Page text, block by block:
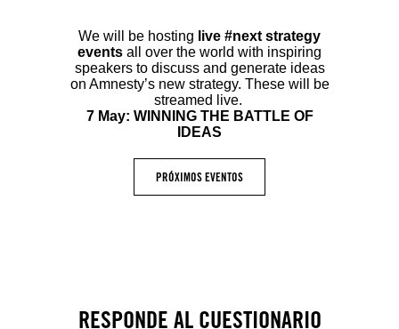
We will be hosting live #next strategy
events all over the world with inspiring
speakers to discuss and generate ideas
on Amnesty’s new strategy. These will be
streamed live.
7 May: WINNING THE BATTLE OF
IDEAS
PRÓXIMOS EVENTOS
RESPONDE AL CUESTIONARIO